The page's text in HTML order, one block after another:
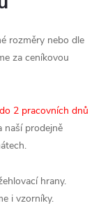
rozměry nebo dle
za ceníkovou
do 2 pracovních dnů
naší prodejně
hrany.
i vzorníky.